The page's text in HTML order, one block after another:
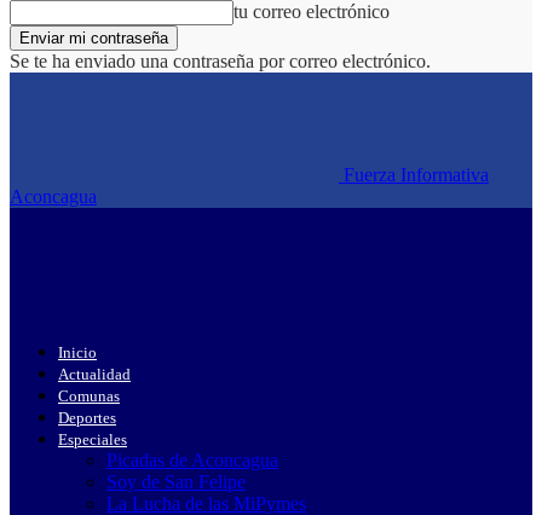
tu correo electrónico
Se te ha enviado una contraseña por correo electrónico.
Fuerza Informativa
Aconcagua
Inicio
Actualidad
Comunas
Deportes
Especiales
Picadas de Aconcagua
Soy de San Felipe
La Lucha de las MiPymes